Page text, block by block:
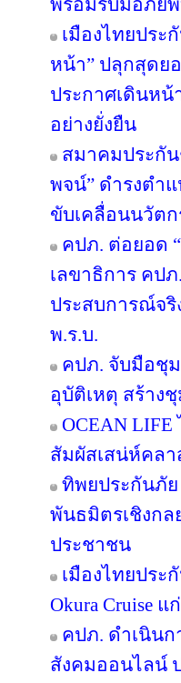
พร้อมรับมือภัย
เมืองไทยประ
หน้า” ปลุกสุดย
ประกาศเดินหน้
อย่างยั่งยืน
สมาคมประกั
พจน์” ดำรงตำ
ขับเคลื่อนนวัตก
คปภ. ต่อยอด
เลขาธิการ คป
ประสบการณ์จริ
พ.ร.บ.
คปภ. จับมือชุ
อุบัติเหตุ สร้าง
OCEAN
สัมผัสเสน่ห์คลา
ทิพยประกันภั
พันธมิตรเชิงกล
ประชาชน
เมืองไทยประ
Okura Cruise
คปภ. ดำเนิน
สังคมออนไลน์